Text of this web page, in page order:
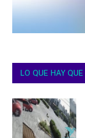
LO QUE HAY QUE